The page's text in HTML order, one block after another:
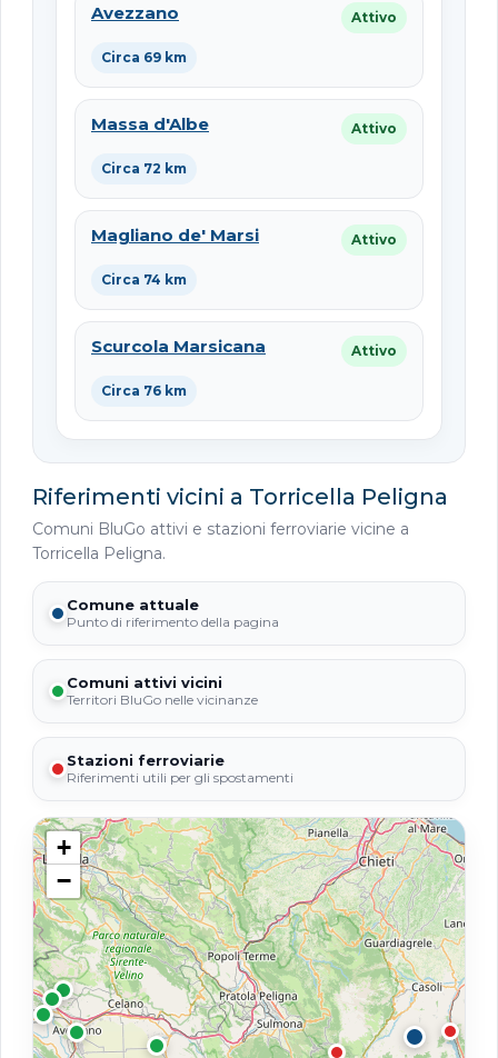
Avezzano Attivo
Circa 69 km
Massa d'Albe Attivo
Circa 72 km
Magliano de' Marsi Attivo
Circa 74 km
Scurcola Marsicana Attivo
Circa 76 km
Riferimenti vicini a Torricella Peligna
Comuni BluGo attivi e stazioni ferroviarie vicine a
Torricella Peligna.
Comune attuale
Punto di riferimento della pagina
Comuni attivi vicini
Territori BluGo nelle vicinanze
Stazioni ferroviarie
Riferimenti utili per gli spostamenti
+
−